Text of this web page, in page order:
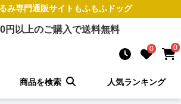
み専門通販サイト もふもふドッグ
円以上のご購入で送料無料
0 0
商品を検索 人気ランキング